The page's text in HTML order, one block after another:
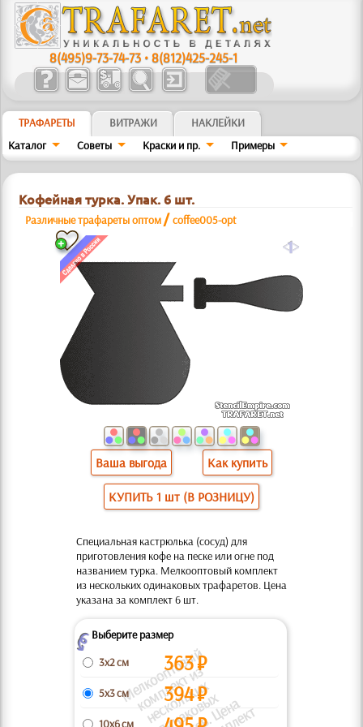
8(495)9-73-74-73 •8(812)425-245-1
ТРАФАРЕТЫ ВИТРАЖИ
НАКЛЕЙКИ
Каталог
Советы Краски и пр. Примеры
Кофейная турка. Упак. 6 шт.
Различные трафареты оптом /coffee005-opt
a
Ваша выгода Как купить
КУПИТЬ 1 шт (В РОЗНИЦУ)
Специальная кастрюлька (сосуд) для
приготовления кофе на песке или огне под
названием турка. Мелкооптовый комплект
из нескольких одинаковых трафаретов. Цена
указана за комплект 6 шт.
ZВыберите размер
М
е
л
к
о
о
п
т
о
в
ы
й
к
о
м
п
л
е
к
т
и
з
н
с
к
л
ь
к
и
х
о
д
и
н
а
о
в
ы
х
т
р
а
ф
а
р
е
т
о
в.
Ц
н
у
к
а
з
а
н
а
з
а
к
о
м
п
л
е
к
3x2 см 363₽
5x3 см 394₽
10x6 см